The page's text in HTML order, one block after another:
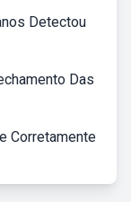
Detectou
Das
Corretamente